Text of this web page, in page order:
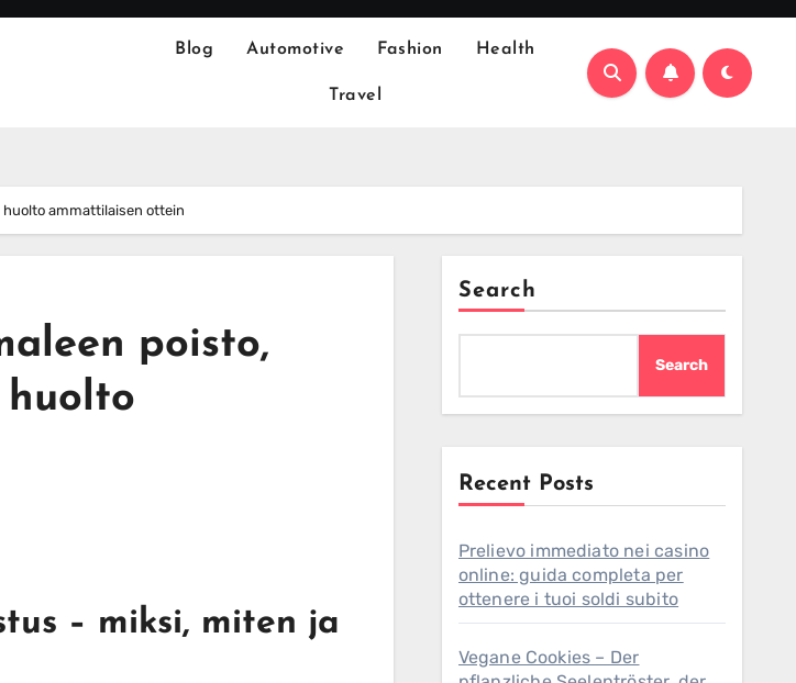
Blog Automotive Fashion Health
Travel
ammattilaisen ottein
poisto,
– miksi, miten ja
Search
Search
Recent Posts
Prelievo immediato nei casino
online: guida completa per
ottenere i tuoi soldi subito
Vegane Cookies – Der